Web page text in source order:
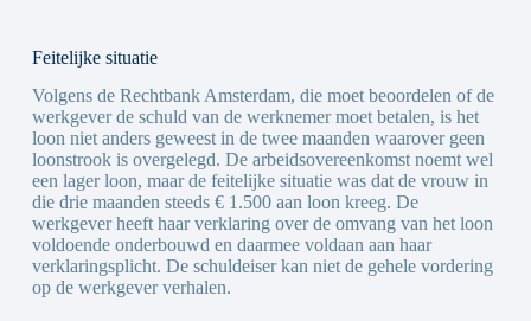
Feitelijke situatie
Volgens de Rechtbank Amsterdam, die moet beoordelen of de
werkgever de schuld van de werknemer moet betalen, is het
loon niet anders geweest in de twee maanden waarover geen
loonstrook is overgelegd. De arbeidsovereenkomst noemt wel
een lager loon, maar de feitelijke situatie was dat de vrouw in
die drie maanden steeds € 1.500 aan loon kreeg. De
werkgever heeft haar verklaring over de omvang van het loon
voldoende onderbouwd en daarmee voldaan aan haar
verklaringsplicht. De schuldeiser kan niet de gehele vordering
op de werkgever verhalen.